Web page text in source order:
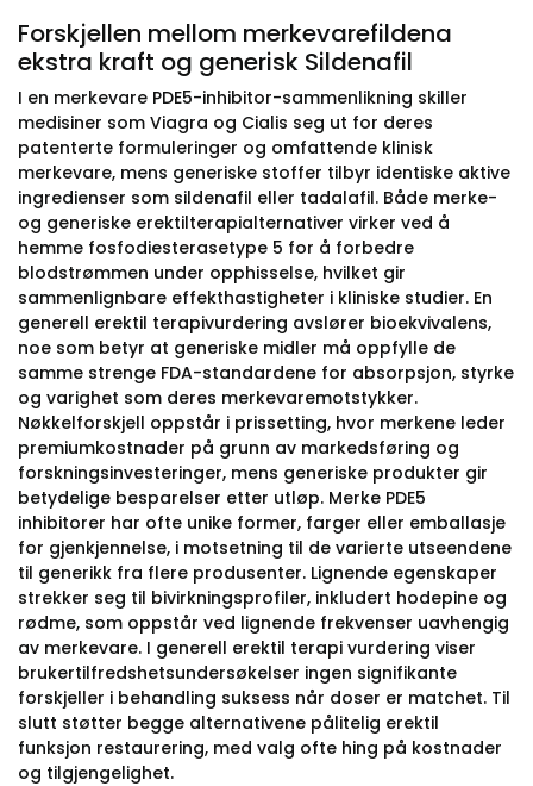
Forskjellen mellom merkevarefildena
ekstra kraft og generisk Sildenafil
I en merkevare PDE5-inhibitor-sammenlikning skiller
medisiner som Viagra og Cialis seg ut for deres
patenterte formuleringer og omfattende klinisk
merkevare, mens generiske stoffer tilbyr identiske aktive
ingredienser som sildenafil eller tadalafil. Både merke-
og generiske erektilterapialternativer virker ved å
hemme fosfodiesterasetype 5 for å forbedre
blodstrømmen under opphisselse, hvilket gir
sammenlignbare effekthastigheter i kliniske studier. En
generell erektil terapivurdering avslører bioekvivalens,
noe som betyr at generiske midler må oppfylle de
samme strenge FDA-standardene for absorpsjon, styrke
og varighet som deres merkevaremotstykker.
Nøkkelforskjell oppstår i prissetting, hvor merkene leder
premiumkostnader på grunn av markedsføring og
forskningsinvesteringer, mens generiske produkter gir
betydelige besparelser etter utløp. Merke PDE5
inhibitorer har ofte unike former, farger eller emballasje
for gjenkjennelse, i motsetning til de varierte utseendene
til generikk fra flere produsenter. Lignende egenskaper
strekker seg til bivirkningsprofiler, inkludert hodepine og
rødme, som oppstår ved lignende frekvenser uavhengig
av merkevare. I generell erektil terapi vurdering viser
brukertilfredshetsundersøkelser ingen signifikante
forskjeller i behandling suksess når doser er matchet. Til
slutt støtter begge alternativene pålitelig erektil
funksjon restaurering, med valg ofte hing på kostnader
og tilgjengelighet.